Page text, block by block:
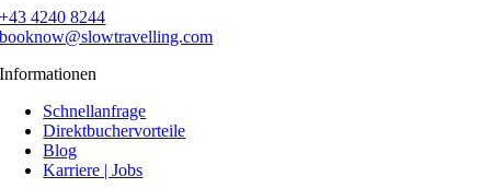
+43 4240 8244
booknow@slowtravelling.com
Informationen
Schnellanfrage
Direktbuchervorteile
Blog
Karriere | Jobs